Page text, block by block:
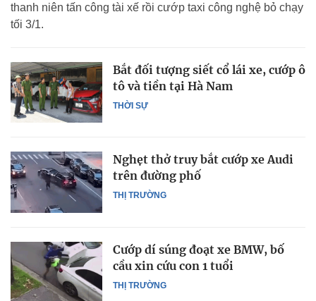
thanh niên tấn công tài xế rồi cướp taxi công nghệ bỏ chạy
tối 3/1.
THỜI SỰ
Bắt đối tượng siết cổ lái xe, cướp ô
tô và tiền tại Hà Nam
THỊ TRƯỜNG
Nghẹt thở truy bắt cướp xe Audi
trên đường phố
THỊ TRƯỜNG
Cướp dí súng đoạt xe BMW, bố
cầu xin cứu con 1 tuổi